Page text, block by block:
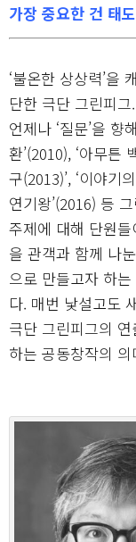
가장 중요한 건 태
‘불온한 상상력’을
단한 극단 그린피
언제나 ‘질문’을 향
환’(2010), ‘아무튼
구(2013)’, ‘이야기
연기왕’(2016) 등
주제에 대해 단원
을 관객과 함께 나
으로 만들고자 하
다. 매번 낯설고도
극단 그린피그의
하는 공동창작의